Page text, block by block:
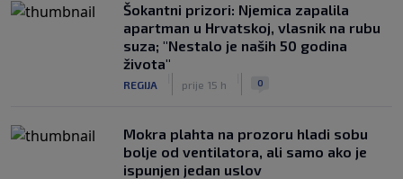
Šokantni prizori: Njemica zapalila
apartman u Hrvatskoj, vlasnik na rubu
suza; "Nestalo je naših 50 godina
života"
REGIJA prije 15 h 0
Mokra plahta na prozoru hladi sobu
bolje od ventilatora, ali samo ako je
ispunjen jedan uslov